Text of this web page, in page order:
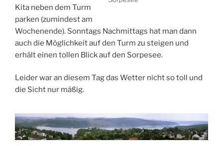
Kita neben dem Turm
parken (zumindest am
Wochenende). Sonntags Nachmittags hat man dann
auch die Möglichkeit auf den Turm zu steigen und
erhält einen tollen Blick auf den Sorpesee.
Leider war an diesem Tag das Wetter nicht so toll und
die Sicht nur mäßig.